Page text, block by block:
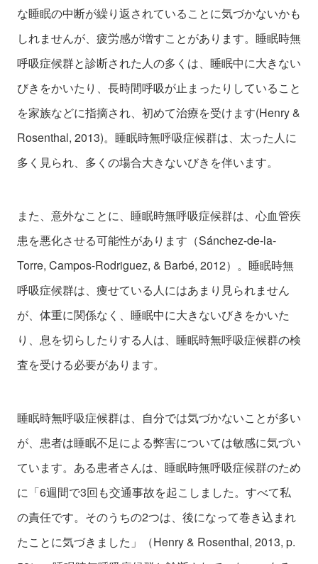
な睡眠の中断が繰り返されていることに気づかないかも
しれませんが、疲労感が増すことがあります。睡眠時無
呼吸症候群と診断された人の多くは、睡眠中に大きない
びきをかいたり、長時間呼吸が止まったりしていること
を家族などに指摘され、初めて治療を受けます(Henry &
Rosenthal, 2013)。睡眠時無呼吸症候群は、太った人に
多く見られ、多くの場合大きないびきを伴います。
また、意外なことに、睡眠時無呼吸症候群は、心血管疾
患を悪化させる可能性があります（Sánchez-de-la-
Torre, Campos-Rodriguez, & Barbé, 2012）。睡眠時無
呼吸症候群は、痩せている人にはあまり見られません
が、体重に関係なく、睡眠中に大きないびきをかいた
り、息を切らしたりする人は、睡眠時無呼吸症候群の検
査を受ける必要があります。
睡眠時無呼吸症候群は、自分では気づかないことが多い
が、患者は睡眠不足による弊害については敏感に気づい
ています。ある患者さんは、睡眠時無呼吸症候群のため
に「6週間で3回も交通事故を起こしました。すべて私
の責任です。そのうちの2つは、後になって巻き込まれ
たことに気づきました」（Henry & Rosenthal, 2013, p.